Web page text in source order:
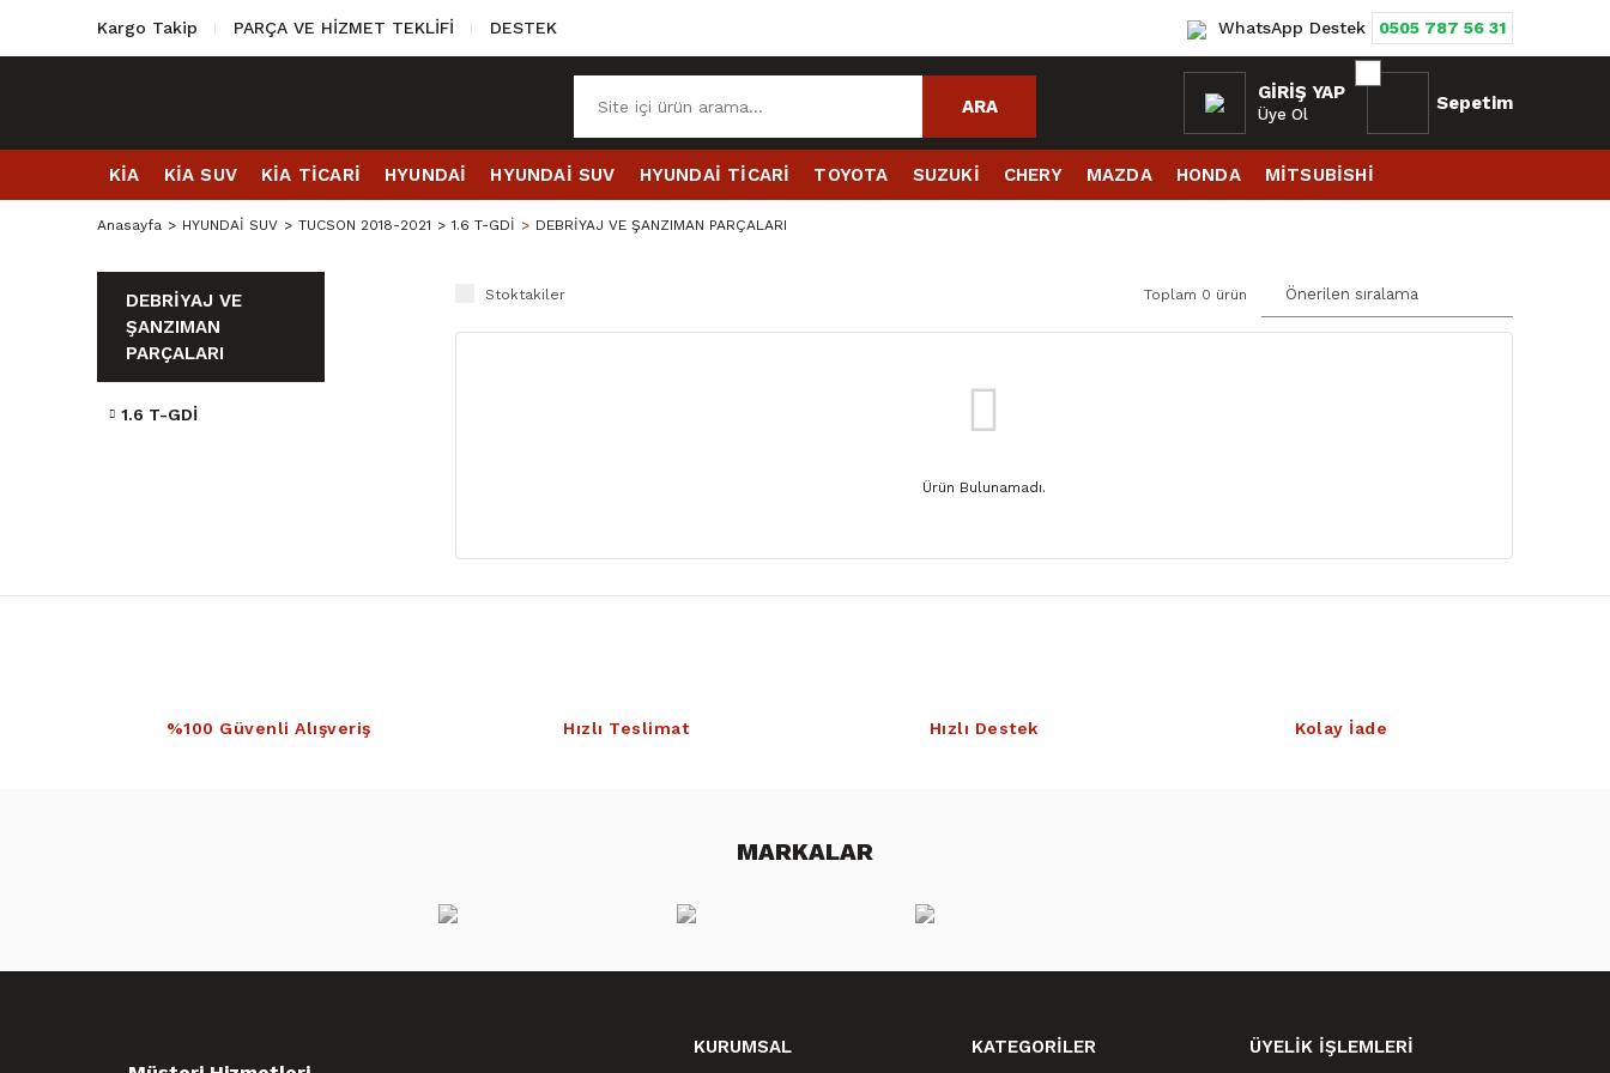
Kargo Takip PARÇA VE HİZMET TEKLİFİ DESTEK WhatsApp Destek 0505 787 56 31
ARA
GIRIŞ YAP
Üye Ol
Sepetim
KİA KİA SUV KİA TİCARİ HYUNDAİ HYUNDAİ SUV HYUNDAİ TİCARİ TOYOTA SUZUKİ CHERY MAZDA HONDA MİTSUBİSHİ
Anasayfa HYUNDAİ SUV TUCSON 2018-2021 1.6 T-GDİ DEBRİYAJ VE ŞANZIMAN PARÇALARI
DEBRİYAJ VE
ŞANZIMAN
PARÇALARI
1.6 T-GDİ
Stoktakiler Toplam 0 ürün
Ürün Bulunamadı.
%100 Güvenli Alışveriş Hızlı Teslimat Hızlı Destek Kolay İade
MARKALAR
KURUMSAL KATEGORİLER ÜYELİK İŞLEMLERİ